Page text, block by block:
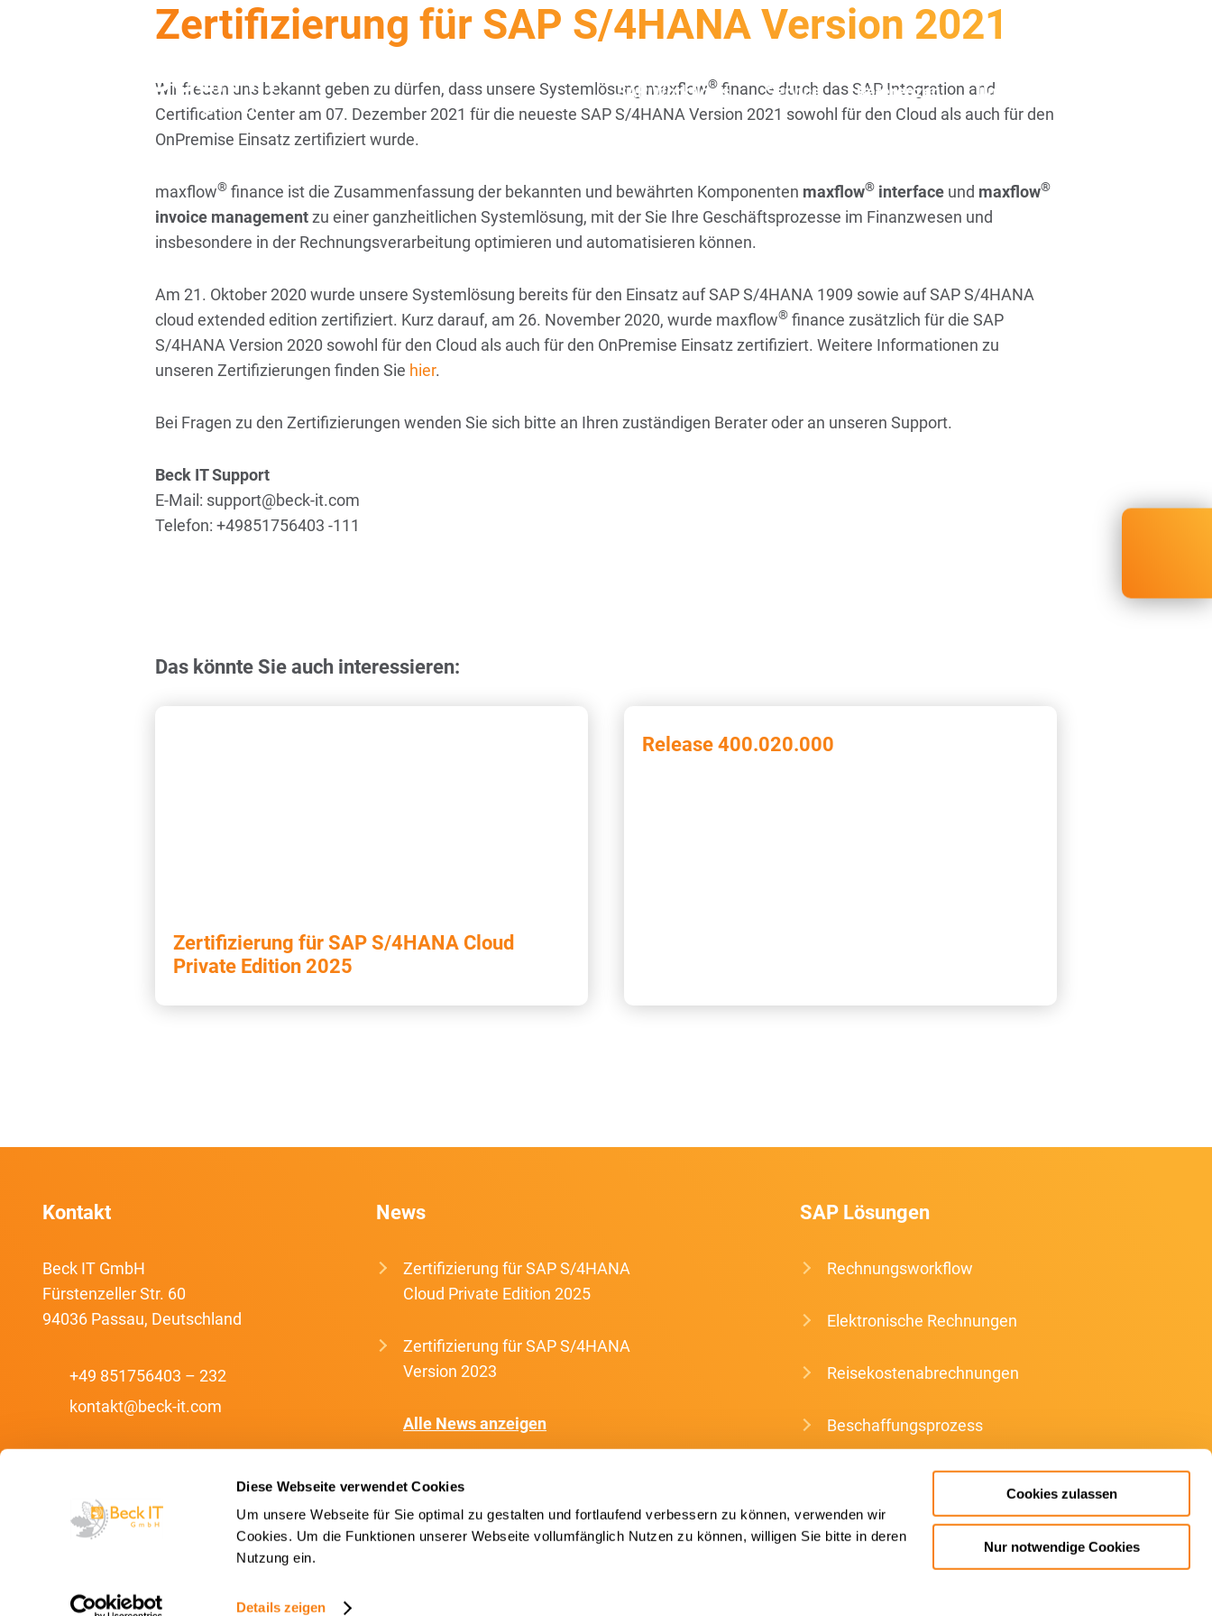
Diese Webseite verwendet Cookies
Um unsere Webseite für Sie optimal zu gestalten und fortlaufend verbessern zu können, verwenden wir
Cookies. Um die Funktionen unserer Webseite vollumfänglich Nutzen zu können, willigen Sie bitte in deren
Nutzung ein.
Details zeigen
Cookies zulassen
Nur notwendige Cookies
+49 851756403 232 kontakt@beck-it.com
SAP Workflows Service Referenzen Unternehmen
Zertifizierung für SAP S/4HANA Version 2021
Wir freuen uns bekannt geben zu dürfen, dass unsere Systemlösung maxflow® finance durch das SAP Integration and
Certification Center am 07. Dezember 2021 für die neueste SAP S/4HANA Version 2021 sowohl für den Cloud als auch für den
OnPremise Einsatz zertifiziert wurde.
maxflow® finance ist die Zusammenfassung der bekannten und bewährten Komponenten maxflow® interface und maxflow®
invoice managementzu einer ganzheitlichen Systemlösung, mit der Sie Ihre Geschäftsprozesse im Finanzwesen und
insbesondere in der Rechnungsverarbeitung optimieren und automatisieren können.
Am 21. Oktober 2020 wurde unsere Systemlösung bereits für den Einsatz auf SAP S/4HANA 1909 sowie auf SAP S/4HANA
cloud extended edition zertifiziert. Kurz darauf, am 26. November 2020, wurde maxflow® finance zusätzlich für die SAP
S/4HANA Version 2020 sowohl für den Cloud als auch für den OnPremise Einsatz zertifiziert. Weitere Informationen zu
unseren Zertifizierungen finden Sie hier.
Bei Fragen zu den Zertifizierungen wenden Sie sich bitte an Ihren zuständigen Berater oder an unseren Support.
Beck IT Support
E-Mail: support@beck-it.com
Telefon: +49851756403 -111
Das könnte Sie auch interessieren:
Zertifizierung für SAP S/4HANA Cloud
Private Edition 2025
Release 400.020.000
Kontakt
Beck IT GmbH
Fürstenzeller Str. 60
94036 Passau, Deutschland
+49 851756403 – 232
kontakt@beck-it.com
News
Zertifizierung für SAP S/4HANA
Cloud Private Edition 2025
Zertifizierung für SAP S/4HANA
Version 2023
Alle News anzeigen
SAP Lösungen
Rechnungsworkflow
Elektronische Rechnungen
Reisekostenabrechnungen
Beschaffungsprozess